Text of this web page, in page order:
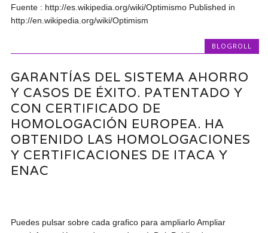
Fuente : http://es.wikipedia.org/wiki/Optimismo Published in
http://en.wikipedia.org/wiki/Optimism
BLOGROLL
GARANTÍAS DEL SISTEMA AHORRO
Y CASOS DE ÉXITO. PATENTADO Y
CON CERTIFICADO DE
HOMOLOGACIÓN EUROPEA. HA
OBTENIDO LAS HOMOLOGACIONES
Y CERTIFICACIONES DE ITACA Y
ENAC
Puedes pulsar sobre cada grafico para ampliarlo Ampliar